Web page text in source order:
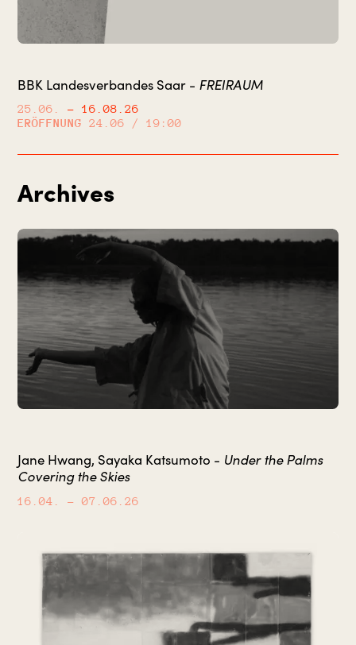
BBK Landesverbandes Saar - FREIRAUM
25.06.
– 16.08.26
ERÖFFNUNG
24.06 / 19:00
Archives
Jane Hwang, Sayaka Katsumoto - Under the Palms
Covering the Skies
16.04. – 07.06.26